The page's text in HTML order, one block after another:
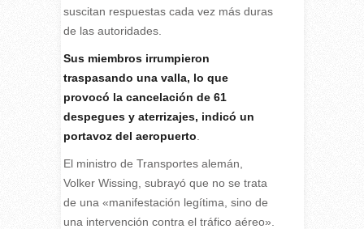
suscitan respuestas cada vez más duras
de las autoridades.
Sus miembros irrumpieron
traspasando una valla, lo que
provocó la cancelación de 61
despegues y aterrizajes, indicó un
portavoz del aeropuerto
El ministro de Transportes alemán,
Volker Wissing, subrayó que no se trata
de una «manifestación legítima, sino de
una intervención contra el tráfico aéreo».